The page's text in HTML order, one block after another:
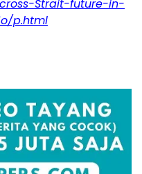
Strait-future-in-
p.html